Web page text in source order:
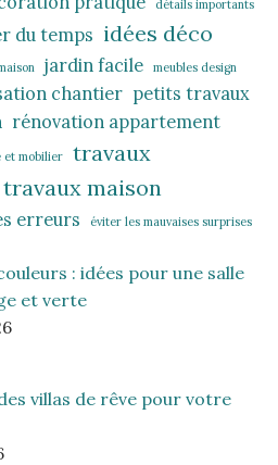
détails importants
du temps idées déco
jardin facile
meubles design
chantier petits travaux
rénovation appartement
et mobilier travaux
travaux maison
erreurs éviter les mauvaises surprises
: idées pour une salle
et verte
villas de rêve pour votre